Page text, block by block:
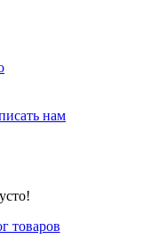
нам
товаров